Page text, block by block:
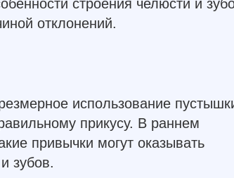
строения челюсти и
отклонений.
использование
прикусу. В раннем
привычки могут оказывать
зубов.